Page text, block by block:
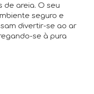
de areia. O seu
seguro e
divertir-se ao ar
se à pura